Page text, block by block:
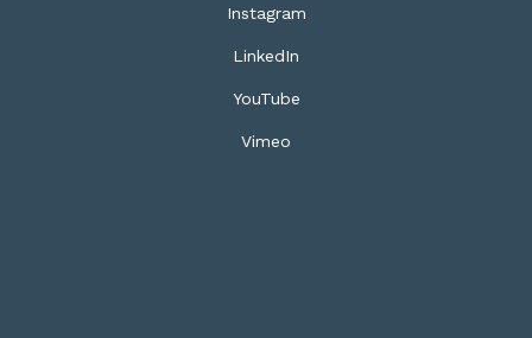
Instagram
LinkedIn
YouTube
Vimeo